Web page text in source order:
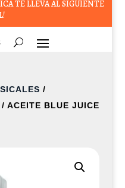
TE LLEVA AL SIGUIENTE
/
ACEITE BLUE JUICE